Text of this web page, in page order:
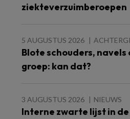
ziekteverzuimberoepen
5 AUGUSTUS 2026
Blote schouders, navels
groep: kan dat?
3 AUGUSTUS 2026 NIEUWS
Interne zwarte lijst in